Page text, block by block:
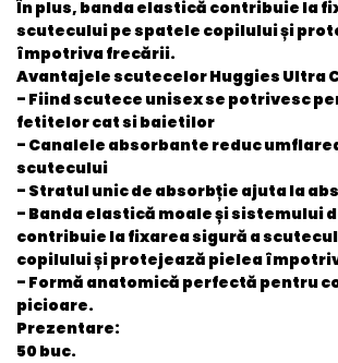
În plus, banda elastică contribuie la
scutecului pe spatele copilului și
împotriva frecării.
Avantajele scutecelor Huggies Ultra
- Fiind scutece unisex se potrivesc
fetitelor cat si baietilor
- Canalele absorbante reduc
scutecului
- Stratul unic de absorbție ajuta la
- Banda elastică moale și sistemului
contribuie la fixarea sigură a
copilului și protejează pielea
- Formă anatomică perfectă pentru
picioare.
Prezentare:
50 buc.